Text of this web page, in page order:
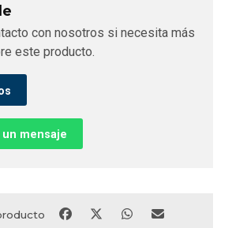
con nosotros si necesita más
este producto.
un mensaje